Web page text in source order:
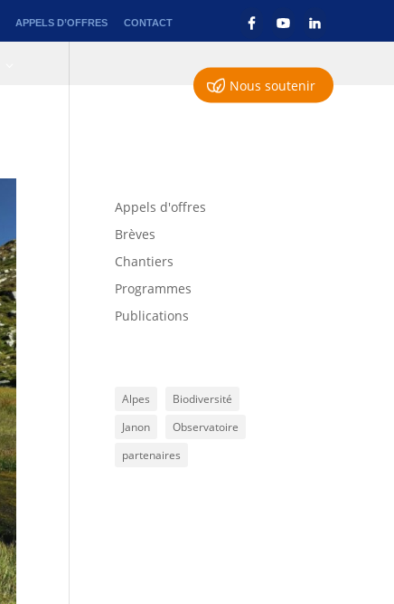
APPELS D’OFFRES CONTACT
Nous soutenir
Appels d'offres
Brèves
Chantiers
Programmes
Publications
Alpes
Biodiversité
Janon
Observatoire
partenaires